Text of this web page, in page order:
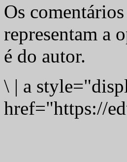
Os
representam a
é do autor.
\ | a
href="https://